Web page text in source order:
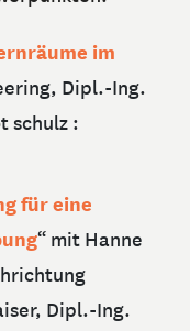
im
Dipl.-Ing.
schulz :
für eine
“ mit Hanne
Dipl.-Ing.